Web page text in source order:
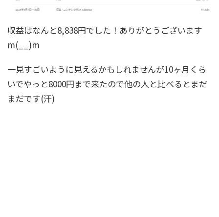
収益はなんと8,838円でした！ ありがとうございます
m(__)m
一見すごいように見えるかもしれませんが10ヶ月くら
いでやっと8000円まで来たので他の人と比べるとまだ
まだです(汗)